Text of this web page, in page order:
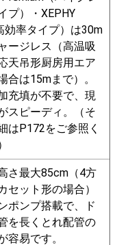
プ）・XEPHY
効率タイプ）は30m
ージレス（高温吸
天吊形厨房用エア
合は15mまで）。
充填が不要で、現
スピーディ。（そ
はP172をご参照く
さ最大85cm（4方
セット形の場合）
ポンプ搭載で、ド
を長くとれ配管の
容易です。